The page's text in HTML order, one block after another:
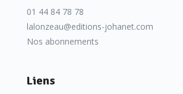
01 44 84 78 78
lalonzeau@editions-johanet.com
Nos abonnements
Liens